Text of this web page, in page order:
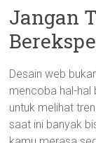
Jangan
Desain web
mencoba hal-hal
untuk melihat
saat ini banyak